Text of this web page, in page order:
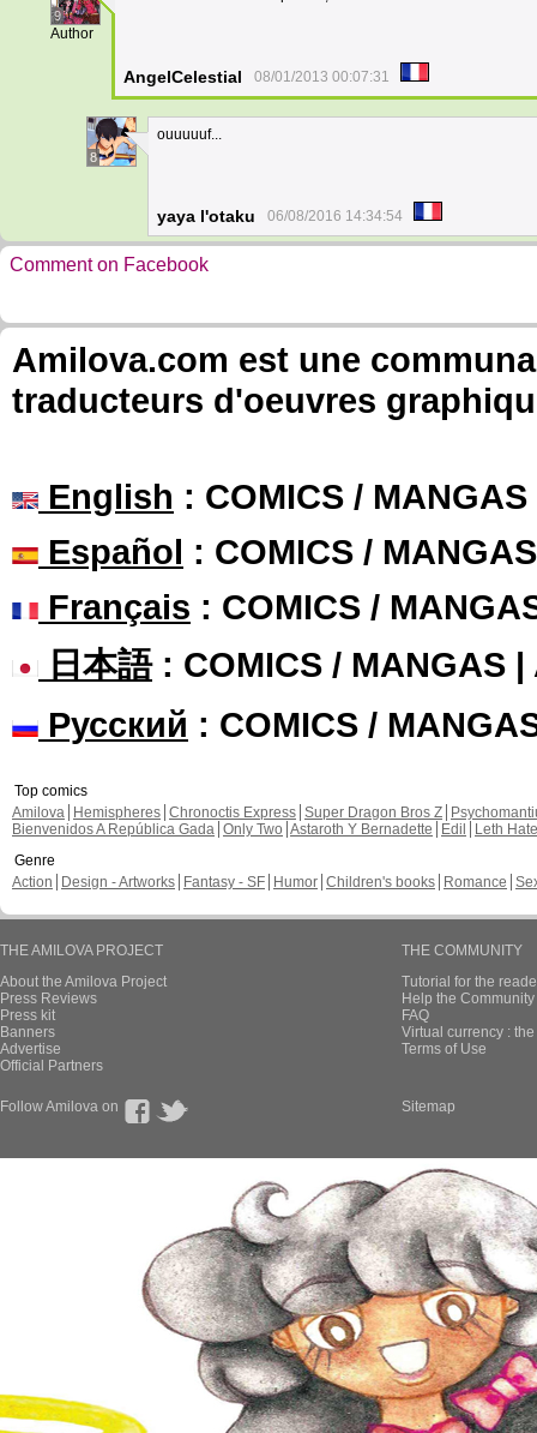
9
Author
AngelCelestial 08/01/2013 00:07:31
8
ouuuuuf...
yaya l'otaku 06/08/2016 14:34:54
Comment on Facebook
Amilova.com est une
traducteurs d'oeuvres
English : COMICS /
Español : COMICS /
Français : COMICS /
日本語: COMICS / MANGAS |
Русский : COMICS /
Top comics
Amilova
Hemispheres Chronoctis Express Super Dragon Bros Z
Bienvenidos A República Gada Only Two Astaroth Y Bernadette Edil
Leth Hate
Genre
Action
Design - Artworks Fantasy - SF Humor Children's books Romance
THE AMILOVA PROJECT
About the Amilova Project
Press Reviews
Press kit
Banners
Advertise
Official Partners
THE COMMUNITY
Tutorial for the
Help the
FAQ
Virtual currency :
Terms of Use
Follow Amilova on Sitemap